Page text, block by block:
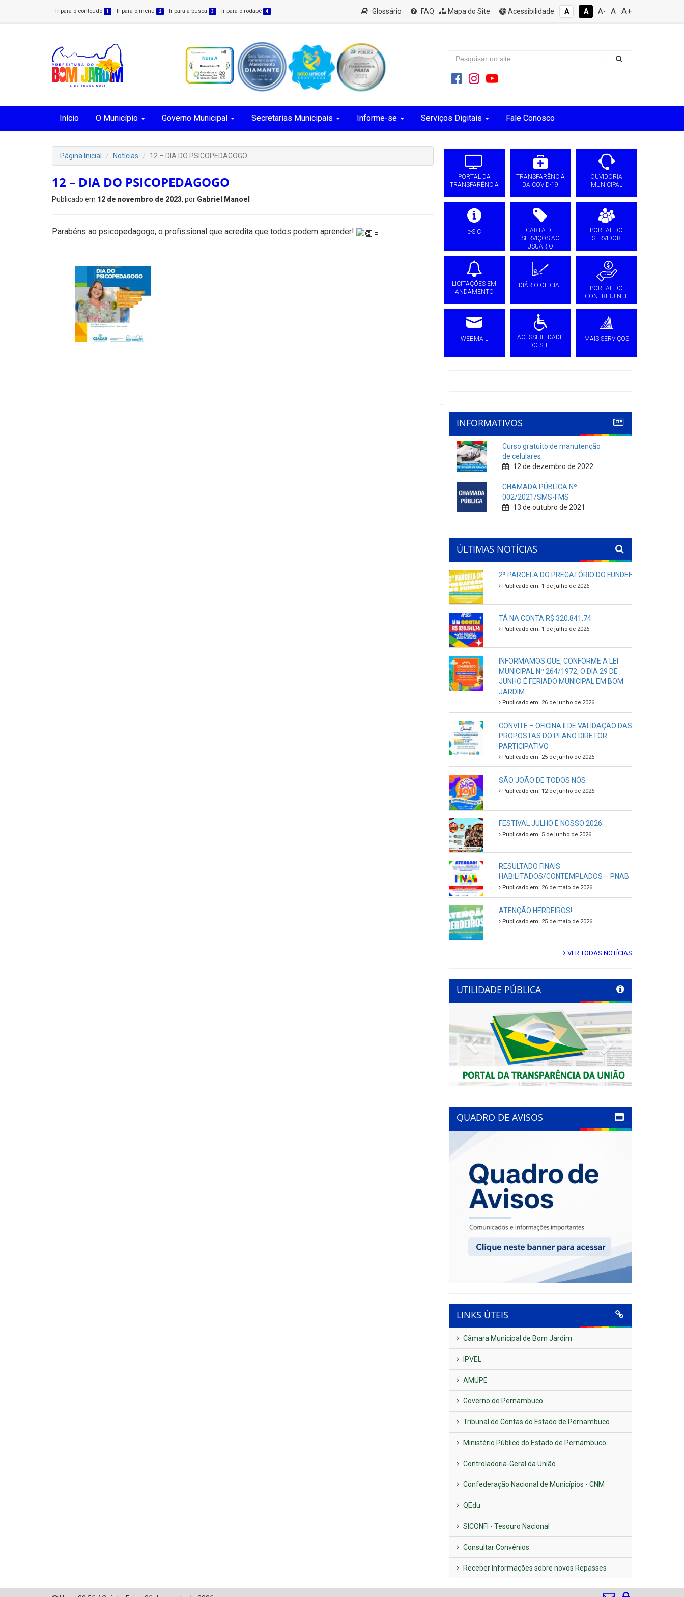
Ir para o conteúdo 1 Ir para o menu 2 Ir para a busca 3 Ir para o rodapé 4 Glossário FAQ Mapa do Site Acessibilidade A A A- A A+
Início O Município Governo Municipal Secretarias Municipais Informe-se Serviços Digitais Fale Conosco
Página Inicial Notícias 12 – DIA DO PSICOPEDAGOGO
12 – DIA DO PSICOPEDAGOGO
Publicado em 12 de novembro de 2023, por Gabriel Manoel
Parabéns ao psicopedagogo, o profissional que acredita que todos podem aprender!
PORTAL DA
TRANSPARÊNCIA
TRANSPARÊNCIA
DA COVID-19
OUVIDORIA
MUNICIPAL
e-SIC
CARTA DE
SERVIÇOS AO
USUÁRIO
PORTAL DO
SERVIDOR
LICITAÇÕES EM
ANDAMENTO
DIÁRIO OFICIAL
PORTAL DO
CONTRIBUINTE
WEBMAIL
ACESSIBILIDADE
DO SITE
MAIS SERVIÇOS
'
INFORMATIVOS
Curso gratuito de manutenção
de celulares
12 de dezembro de 2022
CHAMADA PÚBLICA Nº
002/2021/SMS-FMS
13 de outubro de 2021
ÚLTIMAS NOTÍCIAS
2ª PARCELA DO PRECATÓRIO DO FUNDEF
Publicado em: 1 de julho de 2026
TÁ NA CONTA R$ 320.841,74
Publicado em: 1 de julho de 2026
INFORMAMOS QUE, CONFORME A LEI
MUNICIPAL Nº 264/1972, O DIA 29 DE
JUNHO É FERIADO MUNICIPAL EM BOM
JARDIM
Publicado em: 26 de junho de 2026
CONVITE – OFICINA II DE VALIDAÇÃO DAS
PROPOSTAS DO PLANO DIRETOR
PARTICIPATIVO
Publicado em: 25 de junho de 2026
SÃO JOÃO DE TODOS NÓS
Publicado em: 12 de junho de 2026
FESTIVAL JULHO É NOSSO 2026
Publicado em: 5 de junho de 2026
RESULTADO FINAIS
HABILITADOS/CONTEMPLADOS – PNAB
Publicado em: 26 de maio de 2026
ATENÇÃO HERDEIROS!
Publicado em: 25 de maio de 2026
VER TODAS NOTÍCIAS
UTILIDADE PÚBLICA
Previous Next
QUADRO DE AVISOS
LINKS ÚTEIS
Câmara Municipal de Bom Jardim
IPVEL
AMUPE
Governo de Pernambuco
Tribunal de Contas do Estado de Pernambuco
Ministério Público do Estado de Pernambuco
Controladoria-Geral da União
Confederação Nacional de Municípios - CNM
QEdu
SICONFI - Tesouro Nacional
Consultar Convênios
Receber Informações sobre novos Repasses